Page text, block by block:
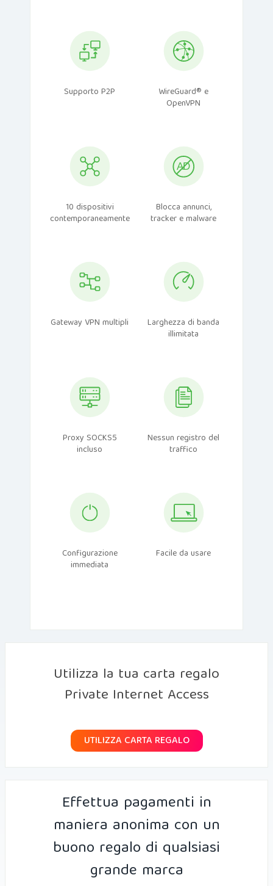
Supporto P2P WireGuard® e
OpenVPN
10 dispositivi
contemporaneamente
Blocca annunci,
tracker e malware
Gateway VPN multipli Larghezza di banda
illimitata
Proxy SOCKS5
incluso
Nessun registro del
traffico
Configurazione
immediata
Facile da usare
Utilizza la tua carta regalo
Private Internet Access
UTILIZZA CARTA REGALO
Effettua pagamenti in
maniera anonima con un
buono regalo di qualsiasi
grande marca